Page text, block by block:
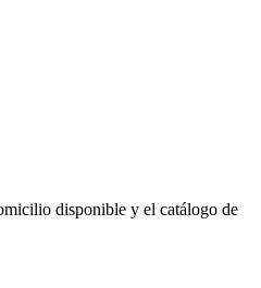
disponible y el catálogo de